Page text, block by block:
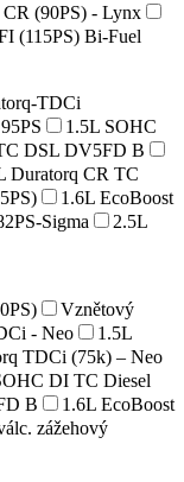
(90PS) - Lynx
(115PS) Bi-Fuel
TDCi
1.5L SOHC
DSL DV5FD B
Duratorq CR TC
1.6L EcoBoost
Sigma
2.5L
Vznětový
- Neo
1.5L
TDCi (75k) – Neo
DI TC Diesel
B
1.6L EcoBoost
zážehový